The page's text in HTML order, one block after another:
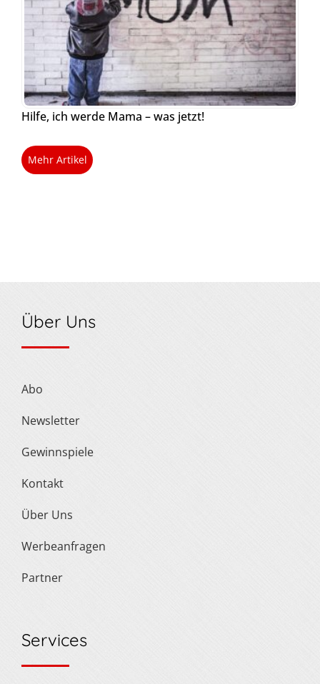
Hilfe, ich werde Mama – was jetzt!
Mehr Artikel
Über Uns
Abo
Newsletter
Gewinnspiele
Kontakt
Über Uns
Werbeanfragen
Partner
Services